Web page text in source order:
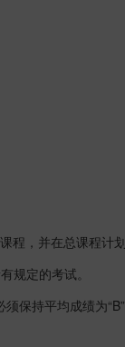
程，并在总课程计
规定的考试。
保持平均成绩为